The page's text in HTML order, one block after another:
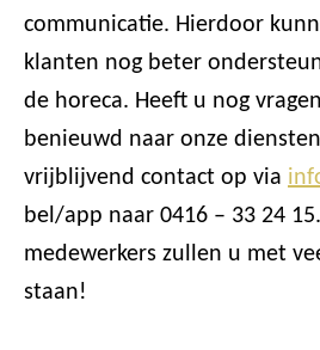
communicatie. Hierdoor
klanten nog beter
de horeca. Heeft u nog
benieuwd naar onze
vrijblijvend contact op via
bel/app naar 0416 – 33 24
medewerkers zullen u met
staan!